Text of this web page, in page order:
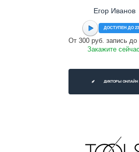
Егор Иванов
ДОСТУПЕН ДО
От 300 руб. запись до
Закажите
ДИКТОРЫ ОНЛАЙН